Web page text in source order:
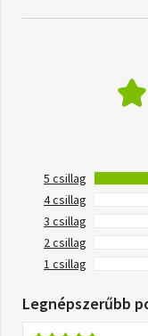
5 csillag
4 csillag
3 csillag
2 csillag
1 csillag
Legnépszerűbb